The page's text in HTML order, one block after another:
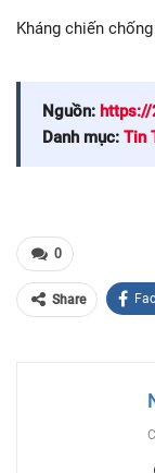
Kháng chiến
Nguồn: https://
Danh mục: Tin
0
Share